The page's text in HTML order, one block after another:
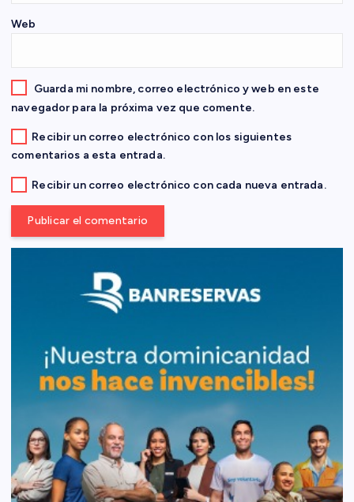
t
a
d
a
s
Web
Guarda mi nombre, correo electrónico y web en este
navegador para la próxima vez que comente.
Recibir un correo electrónico con los siguientes
comentarios a esta entrada.
Recibir un correo electrónico con cada nueva entrada.